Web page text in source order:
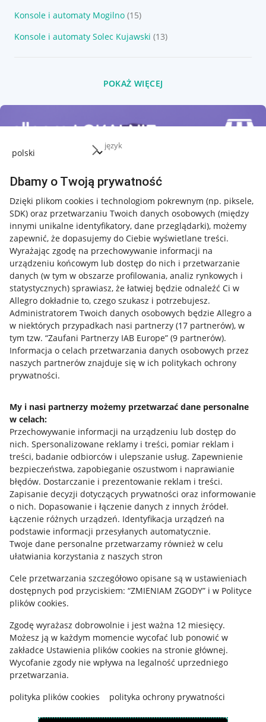
język
Dbamy o Twoją prywatność
Dzięki plikom cookies i technologiom pokrewnym (np. piksele,
SDK) oraz przetwarzaniu Twoich danych osobowych (między
innymi unikalne identyfikatory, dane przeglądarki), możemy
zapewnić, że dopasujemy do Ciebie wyświetlane treści.
Wyrażając zgodę na przechowywanie informacji na
urządzeniu końcowym lub dostęp do nich i przetwarzanie
danych (w tym w obszarze profilowania, analiz rynkowych i
statystycznych) sprawiasz, że łatwiej będzie odnaleźć Ci w
Allegro dokładnie to, czego szukasz i potrzebujesz.
Administratorem Twoich danych osobowych będzie Allegro a
w niektórych przypadkach nasi partnerzy (17 partnerów), w
tym tzw. “Zaufani Partnerzy IAB Europe” (9 partnerów).
Informacja o celach przetwarzania danych osobowych przez
naszych partnerów znajduje się w ich politykach ochrony
prywatności.
My i nasi partnerzy możemy przetwarzać dane personalne
w celach:
Przechowywanie informacji na urządzeniu lub dostęp do
nich. Spersonalizowane reklamy i treści, pomiar reklam i
treści, badanie odbiorców i ulepszanie usług. Zapewnienie
bezpieczeństwa, zapobieganie oszustwom i naprawianie
błędów. Dostarczanie i prezentowanie reklam i treści.
Zapisanie decyzji dotyczących prywatności oraz informowanie
o nich. Dopasowanie i łączenie danych z innych źródeł.
Łączenie różnych urządzeń. Identyfikacja urządzeń na
podstawie informacji przesyłanych automatycznie.
Twoje dane personalne przetwarzamy również w celu
ułatwiania korzystania z naszych stron
Cele przetwarzania szczegółowo opisane są w ustawieniach
dostępnych pod przyciskiem: “ZMIENIAM ZGODY” i w Polityce
plików cookies.
Zgodę wyrażasz dobrowolnie i jest ważna 12 miesięcy.
Możesz ją w każdym momencie wycofać lub ponowić w
zakładce Ustawienia plików cookies na stronie głównej.
Wycofanie zgody nie wpływa na legalność uprzedniego
przetwarzania.
polityka plików cookies
polityka ochrony prywatności
Konsole i automaty Mogilno (15)
Konsole i automaty Solec Kujawski (13)
POKAŻ WIĘCEJ
Przydatne informacje
Jak to działa
Allegro Gadane dla sprzedających
Allegro Gadane dla kupujących
Mapa miejscowości
Informacje prawne
Regulamin
Polityka plików "cookies"
Ustawienia plików "cookies"
Udostępnianie lokalizacji
Informacje dla Aktu o Usługach Cyfrowych
Pobierz aplikację